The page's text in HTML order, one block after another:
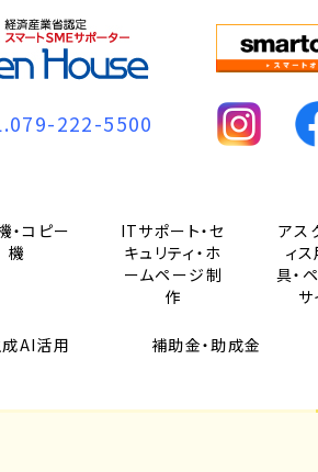
222-5500
・コピー
機
ITサポート・セ
キュリティ・ホ
ームページ制
作
アス
ィ
具・
AI活用 補助金・助成金